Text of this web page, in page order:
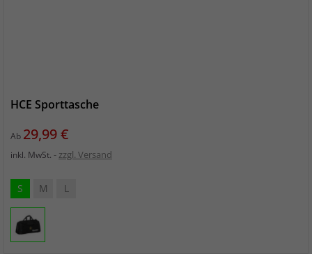
HCE Sporttasche
Ab Preis
29,99 €
inkl. MwSt. zzgl. Versand
S M L